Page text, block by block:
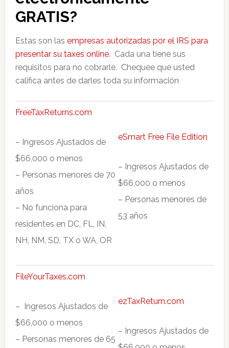
GRATIS?
Estas son las empresas autorizadas por el IRS para
presentar su taxes online. Cada una tiene sus
requisitos para no cobrarle. Chequee que usted
califica antes de darles toda su información
FreeTaxReturns.com
– Ingresos Ajustados de
$66,000 o menos
– Personas menores de 70
años
– No funciona para
residentes en DC, FL, IN,
NH, NM, SD, TX o WA, OR
eSmart Free File Edition
– Ingresos Ajustados de
$66,000 o menos
– Personas menores de
53 años
FileYourTaxes.com
– Ingresos Ajustados de
$66,000 o menos
– Personas menores de 65
ezTaxReturn.com
– Ingresos Ajustados de